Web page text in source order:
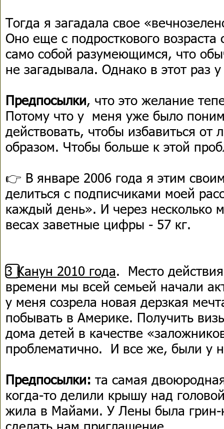
Тогда я загадала свое
Оно еще с подросткового возраста
само собой разумеющимся, что
не загадывала. Однако в этот раз
Предпосылки, что это желание
Потому что у меня уже было
действовать, чтобы избавиться от
образом. Чтобы больше к этой
👉 В январе 2006 года я этим
делиться с подписчиками моей
каждый день». И через несколько
весах заветные цифры - 57 кг.
3️⃣Канун 2010 года. Место
времени мы всей семьей начали
у меня созрела новая дерзкая
побывать в Америке. Получить
дома детей в качестве
проблематично. И все же, были у
Предпосылки: та самая
когда-то делили крышу над
жила в Майами. У Лены была грин-